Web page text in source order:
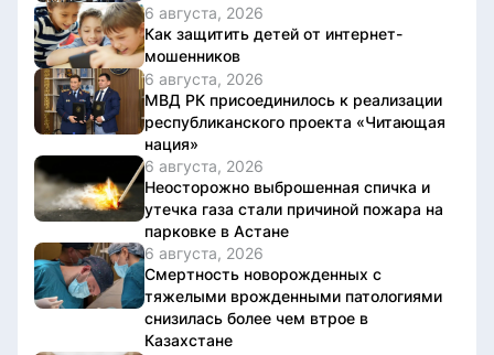
6 августа, 2026
Как защитить детей от интернет-
мошенников
6 августа, 2026
МВД РК присоединилось к реализации
республиканского проекта «Читающая
нация»
6 августа, 2026
Неосторожно выброшенная спичка и
утечка газа стали причиной пожара на
парковке в Астане
6 августа, 2026
Смертность новорожденных с
тяжелыми врожденными патологиями
снизилась более чем втрое в
Казахстане